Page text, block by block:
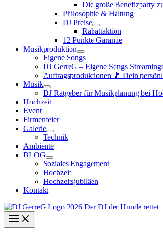
Die große Benefizparty
Philosophie & Haltung
DJ Preise
Rabattaktion
12 Punkte Garantie
Musikproduktion
Eigene Songs
DJ GerreG – Eigene Songs
Auftragsproduktionen 🎵 Dein
Musik
DJ Ratgeber für Musikplanung bei
Hochzeit
Event
Firmenfeier
Galerie
Technik
Ambiente
BLOG
Soziales Engagement
Hochzeit
Hochzeitsjubiläen
Kontakt